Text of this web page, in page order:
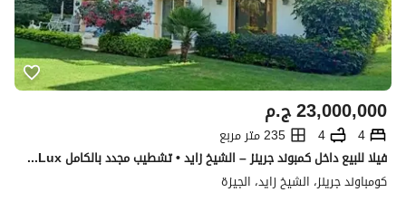
ج.م23,000,000
4
4
235 متر مربع
فيلا للبيع داخل كمبوند جرينز – الشيخ زايد • تشطيب مجدد بالكامل Ultra Super Lux وفيو رائع على اللاندسكيب
كومباوند جرينز، الشيخ زايد، الجيزة